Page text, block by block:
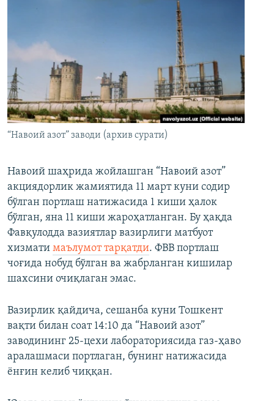
“Навоий азот” заводи (архив сурати)
Навоий шаҳрида жойлашган “Навоий азот”
акциядорлик жамиятида 11 март куни содир
бўлган портлаш натижасида 1 киши ҳалок
бўлган, яна 11 киши жароҳатланган. Бу ҳақда
Фавқулодда вазиятлар вазирлиги матбуот
хизмати маълумот тарқатди. ФВВ портлаш
чоғида нобуд бўлган ва жабрланган кишилар
шахсини очиқлаган эмас.
Вазирлик қайдича, сешанба куни Тошкент
вақти билан соат 14:10 да “Навоий азот”
заводининг 25-цехи лабораториясида газ-ҳаво
аралашмаси портлаган, бунинг натижасида
ёнғин келиб чиққан.